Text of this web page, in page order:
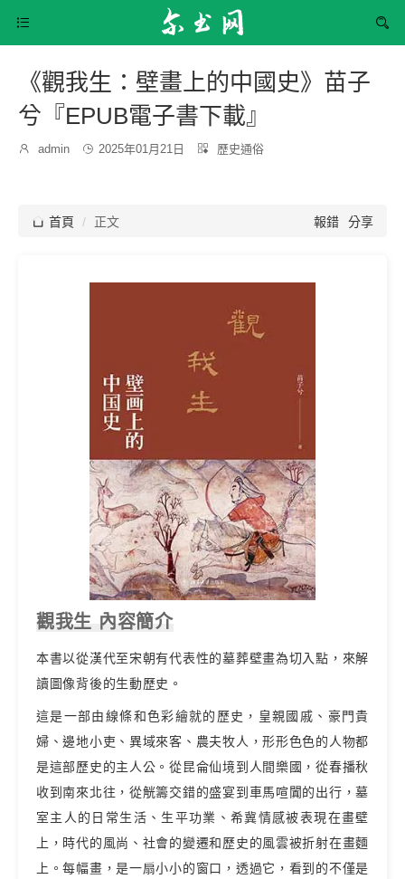


《觀我生：壁畫上的中國史》苗子
兮『EPUB電子書下載』

博
admin  發
2025年01月21日 
分
歷史通俗
 首頁 正文 報錯 分享
觀我生 內容簡介
本書以從漢代至宋朝有代表性的墓葬壁畫為切入點，來解
讀圖像背後的生動歷史。
這是一部由線條和色彩繪就的歷史，皇親國戚、豪門貴
婦、邊地小吏、異域來客、農夫牧人，形形色色的人物都
是這部歷史的主人公。從昆侖仙境到人間樂國，從春播秋
收到南來北往，從觥籌交錯的盛宴到車馬喧闐的出行，墓
室主人的日常生活、生平功業、希冀情感被表現在畫壁
上，時代的風尚、社會的變遷和歷史的風雲被折射在畫麵
上。每幅畫，是一扇小小的窗口，透過它，看到的不僅是